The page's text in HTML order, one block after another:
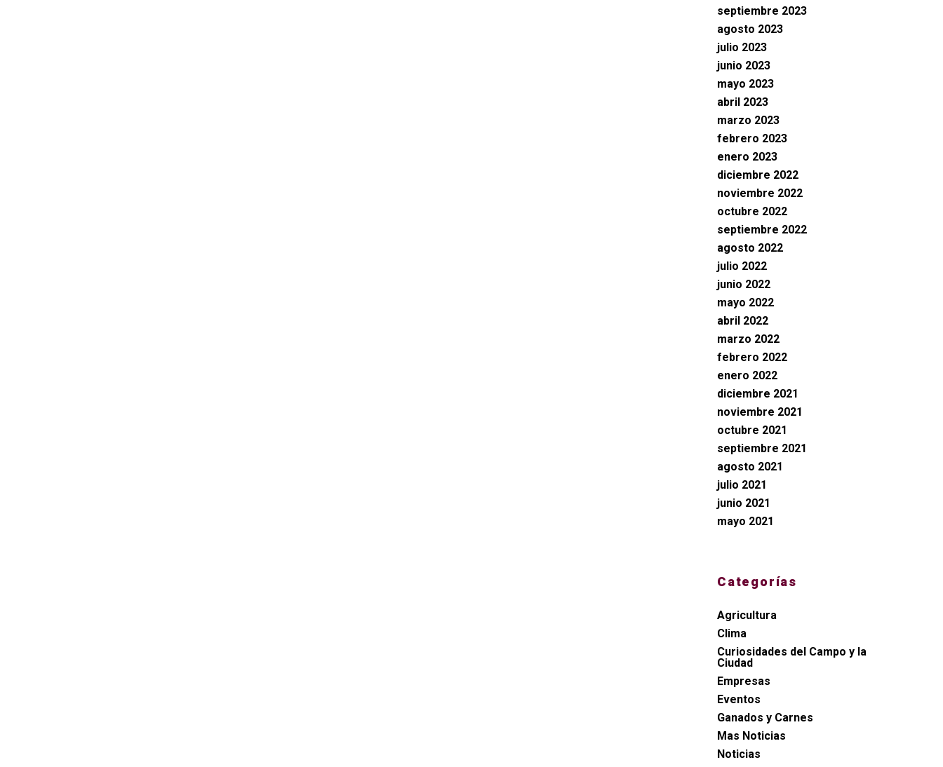
septiembre 2023
agosto 2023
julio 2023
junio 2023
mayo 2023
abril 2023
marzo 2023
febrero 2023
enero 2023
diciembre 2022
noviembre 2022
octubre 2022
septiembre 2022
agosto 2022
julio 2022
junio 2022
mayo 2022
abril 2022
marzo 2022
febrero 2022
enero 2022
diciembre 2021
noviembre 2021
octubre 2021
septiembre 2021
agosto 2021
julio 2021
junio 2021
mayo 2021
Categorías
Agricultura
Clima
Curiosidades del Campo y la
Ciudad
Empresas
Eventos
Ganados y Carnes
Mas Noticias
Noticias